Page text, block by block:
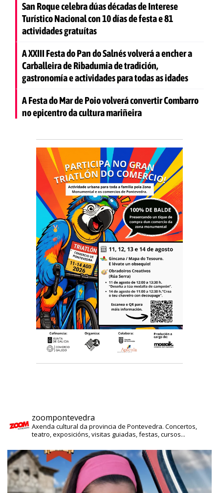
San Roque celebra dúas décadas de Interese
Turístico Nacional con 10 días de festa e 81
actividades gratuítas
A XXIII Festa do Pan do Salnés volverá a encher a
Carballeira de Ribadumia de tradición,
gastronomía e actividades para todas as idades
A Festa do Mar de Poio volverá convertir Combarro
no epicentro da cultura mariñeira
zoompontevedra
Axenda cultural da provincia de Pontevedra. Concertos,
teatro, exposicións, visitas guiadas, festas, cursos...